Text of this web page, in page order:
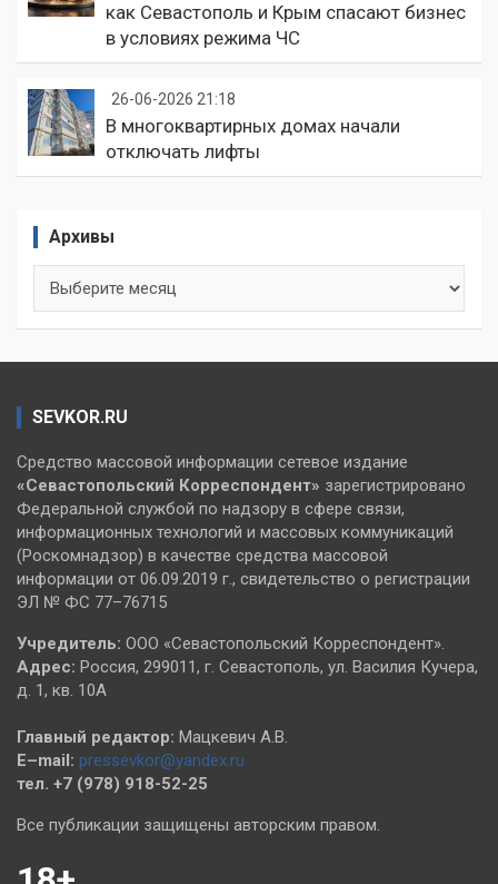
как Севастополь и Крым спасают бизнес
в условиях режима ЧС
26-06-2026 21:18
В многоквартирных домах начали
отключать лифты
Архивы
SEVKOR.RU
Средство массовой информации сетевое издание
«Севастопольский Корреспондент» зарегистрировано
Федеральной службой по надзору в сфере связи,
информационных технологий и массовых коммуникаций
(Роскомнадзор) в качестве средства массовой
информации от 06.09.2019 г., свидетельство о регистрации
ЭЛ № ФС 77–76715
Учредитель: ООО «Севастопольский Корреспондент».
Адрес: Россия, 299011, г. Севастополь, ул. Василия Кучера,
д. 1, кв. 10А
Главный редактор: Мацкевич А.В.
E–mail: pressevkor@yandex.ru
тел. +7 (978) 918-52-25
Все публикации защищены авторским правом.